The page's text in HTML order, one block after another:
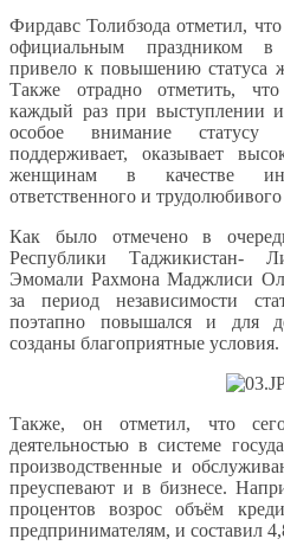
Фирдавс Толибзода отметил,
официальным праздником в
привело к повышению статуса
Также отрадно отметить,
каждый раз при выступлении
особое внимание
поддерживает, оказывает
женщинам в качестве
ответственного и
Как было отмечено в
Республики Таджикистан-
Эмомали Рахмона Маджлиси
за период независимости
поэтапно повышался и для
созданы благоприятные условия.
Также, он отметил, что
деятельностью в системе
производственные и
преуспевают и в бизнесе.
процентов возрос объём
предпринимателям, и составил